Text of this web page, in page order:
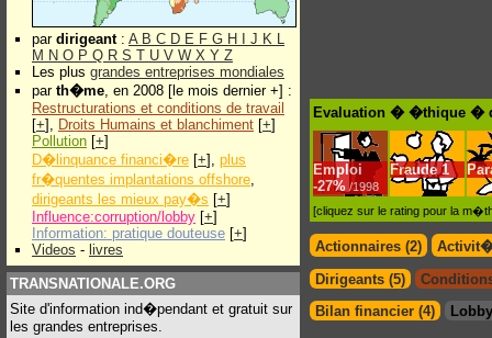
par dirigeant: A B C D E F G H J K L
M N O P Q R S T U V W X Y Z
Les plus grandes entreprises mondiales
par th�me, en 2008 [le mois dernier +] :
Restructurations et conditions de travail
[+], Droits Humains et blanchiment [+]
Pollution [+]
D�linquance financi�re [+], plus
fr�quentes implantations offshore,
dirigeants les mieux pay�s [+]
Influence:corruption/lobby [+]
Information: pratique douteuse [+]
Videos - livres
TRANSNATIONALE.ORG
Site d'information ind�pendant et gratuit sur
les grandes entreprises.
Evaluation � �thique �
Emploi
-27% /1998
Fraude 1
[cliquez sur le rating pour la
Actionnaires (2)
Dirigeants (5)
Bilan financier (4)